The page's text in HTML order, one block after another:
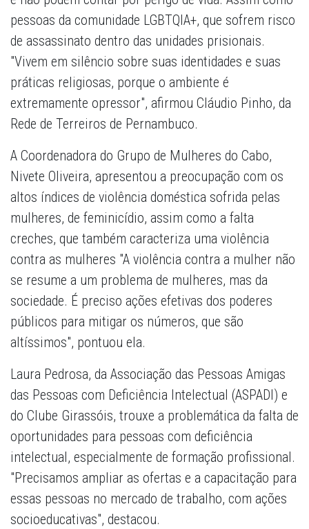
pessoas da comunidade LGBTQIA+, que sofrem risco
de assassinato dentro das unidades prisionais.
"Vivem em silêncio sobre suas identidades e suas
práticas religiosas, porque o ambiente é
extremamente opressor", afirmou Cláudio Pinho, da
Rede de Terreiros de Pernambuco.
A Coordenadora do Grupo de Mulheres do Cabo,
Nivete Oliveira, apresentou a preocupação com os
altos índices de violência doméstica sofrida pelas
mulheres, de feminicídio, assim como a falta
creches, que também caracteriza uma violência
contra as mulheres "A violência contra a mulher não
se resume a um problema de mulheres, mas da
sociedade. É preciso ações efetivas dos poderes
públicos para mitigar os números, que são
altíssimos", pontuou ela.
Laura Pedrosa, da Associação das Pessoas Amigas
das Pessoas com Deficiência Intelectual (ASPADI) e
do Clube Girassóis, trouxe a problemática da falta de
oportunidades para pessoas com deficiência
intelectual, especialmente de formação profissional.
"Precisamos ampliar as ofertas e a capacitação para
essas pessoas no mercado de trabalho, com ações
socioeducativas", destacou.